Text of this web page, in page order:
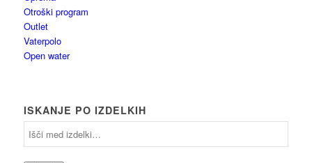
Otroški program
Outlet
Vaterpolo
Open water
ISKANJE PO IZDELKIH